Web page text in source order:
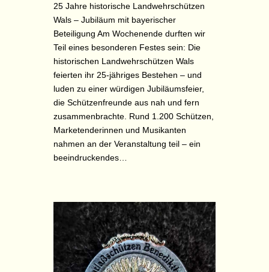
25 Jahre historische Landwehrschützen
Wals – Jubiläum mit bayerischer
Beteiligung Am Wochenende durften wir
Teil eines besonderen Festes sein: Die
historischen Landwehrschützen Wals
feierten ihr 25-jähriges Bestehen – und
luden zu einer würdigen Jubiläumsfeier,
die Schützenfreunde aus nah und fern
zusammenbrachte. Rund 1.200 Schützen,
Marketenderinnen und Musikanten
nahmen an der Veranstaltung teil – ein
beeindruckendes…